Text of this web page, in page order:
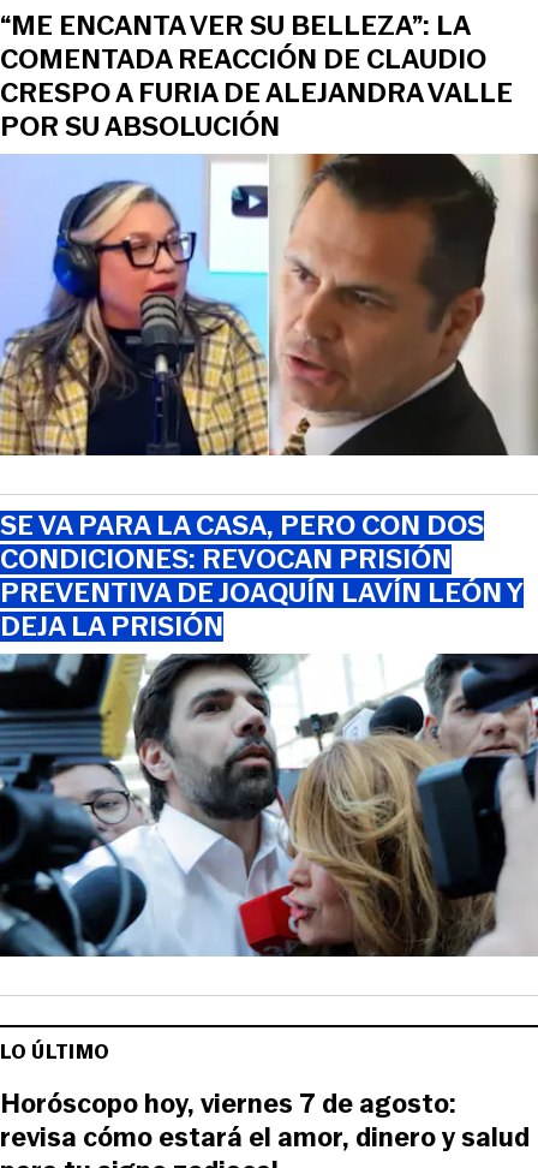
“ME ENCANTA VER SU BELLEZA”: LA
COMENTADA REACCIÓN DE CLAUDIO
CRESPO A FURIA DE ALEJANDRA VALLE
POR SU ABSOLUCIÓN
SE VA PARA LA CASA, PERO CON DOS
CONDICIONES: REVOCAN PRISIÓN
PREVENTIVA DE JOAQUÍN LAVÍN LEÓN Y
DEJA LA PRISIÓN
LO ÚLTIMO
Horóscopo hoy, viernes 7 de agosto:
revisa cómo estará el amor, dinero y salud